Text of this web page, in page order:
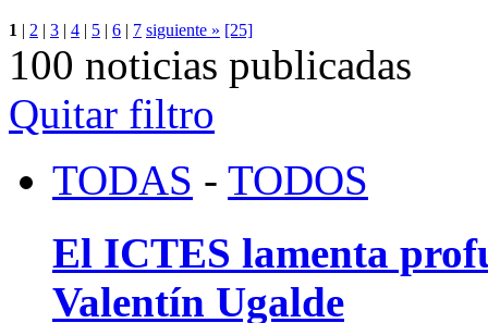
1 | 2 | 3 | 4 | 5 | 6 | 7 siguiente » [25]
100 noticias publicadas
Quitar filtro
TODAS - TODOS
El ICTES lamenta
Valentín Ugalde